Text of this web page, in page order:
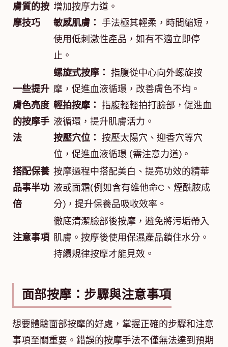
膚質的按
摩技巧
增加按摩力道。
敏感肌膚： 手法極其輕柔，時間縮短，
使用低刺激性產品，如有不適立即停
止。
一些提升
膚色亮度
的按摩手
法
螺旋式按摩： 指腹從中心向外螺旋按
摩，促進血液循環，改善膚色不均。
輕拍按摩： 指腹輕輕拍打臉部，促進血
液循環，提升肌膚活力。
按壓穴位： 按壓太陽穴、迎香穴等穴
位，促進血液循環 (需注意力道)。
搭配保養
品事半功
倍
按摩過程中搭配美白、提亮功效的精華
液或面霜(例如含有維他命C、煙酰胺成
分)，提升保養品吸收效率。
注意事項
徹底清潔臉部後按摩，避免將污垢帶入
肌膚。按摩後使用保濕產品鎖住水分。
持續規律按摩才能見效。
面部按摩：步驟與注意事項
想要體驗面部按摩的好處，掌握正確的步驟和注意
事項至關重要。錯誤的按摩手法不僅無法達到預期